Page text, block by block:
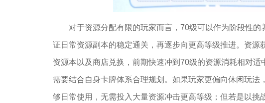
对于资源分配有限的玩家而言，70级可以作为阶段性
证日常资源副本的稳定通关，再逐步向更高等级推进。资
资源本以及商店兑换，前期快速冲到70级的资源消耗相对
需要结合自身卡牌体系合理规划。如果玩家更偏向休闲玩
够日常使用，无需投入大量资源冲击更高等级；但若是以挑